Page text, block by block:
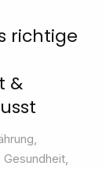
richtige
&
,
Gesundheit,